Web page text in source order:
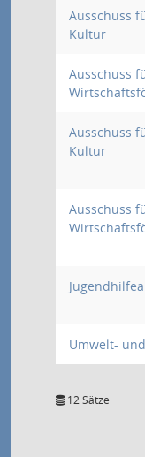
Ausschuss
Kultur
Ausschuss
Ausschuss
Kultur
Ausschuss
Umwelt-
12 Sätze